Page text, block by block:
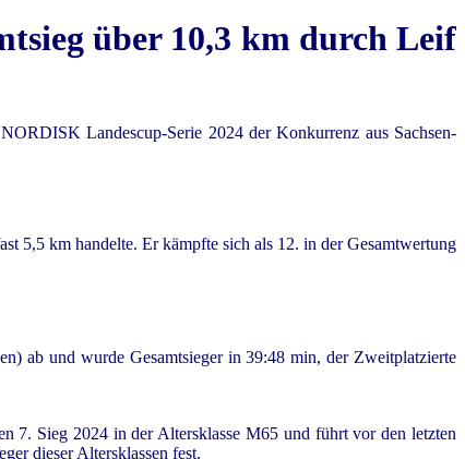
über 10,3 km durch Leif
Landescup-Serie 2024 der Konkurrenz aus Sachsen-
5,5 km handelte. Er kämpfte sich als 12. in der Gesamtwertung
ab und wurde Gesamtsieger in 39:48 min, der Zweitplatzierte
7. Sieg 2024 in der Altersklasse M65 und führt vor den letzten
dieser Altersklassen fest.